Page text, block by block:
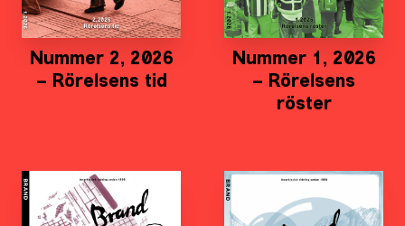
Nummer 2, 2026
– Rörelsens tid
Nummer 1, 2026
– Rörelsens
röster